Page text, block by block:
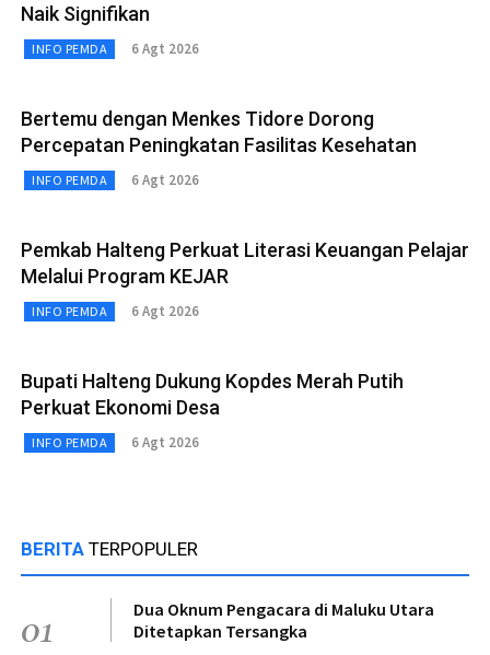
Naik Signifikan
INFO PEMDA 6 Agt 2026
Bertemu dengan Menkes Tidore Dorong
Percepatan Peningkatan Fasilitas Kesehatan
INFO PEMDA 6 Agt 2026
Pemkab Halteng Perkuat Literasi Keuangan Pelajar
Melalui Program KEJAR
INFO PEMDA 6 Agt 2026
Bupati Halteng Dukung Kopdes Merah Putih
Perkuat Ekonomi Desa
INFO PEMDA 6 Agt 2026
BERITA TERPOPULER
01
Dua Oknum Pengacara di Maluku Utara
Ditetapkan Tersangka